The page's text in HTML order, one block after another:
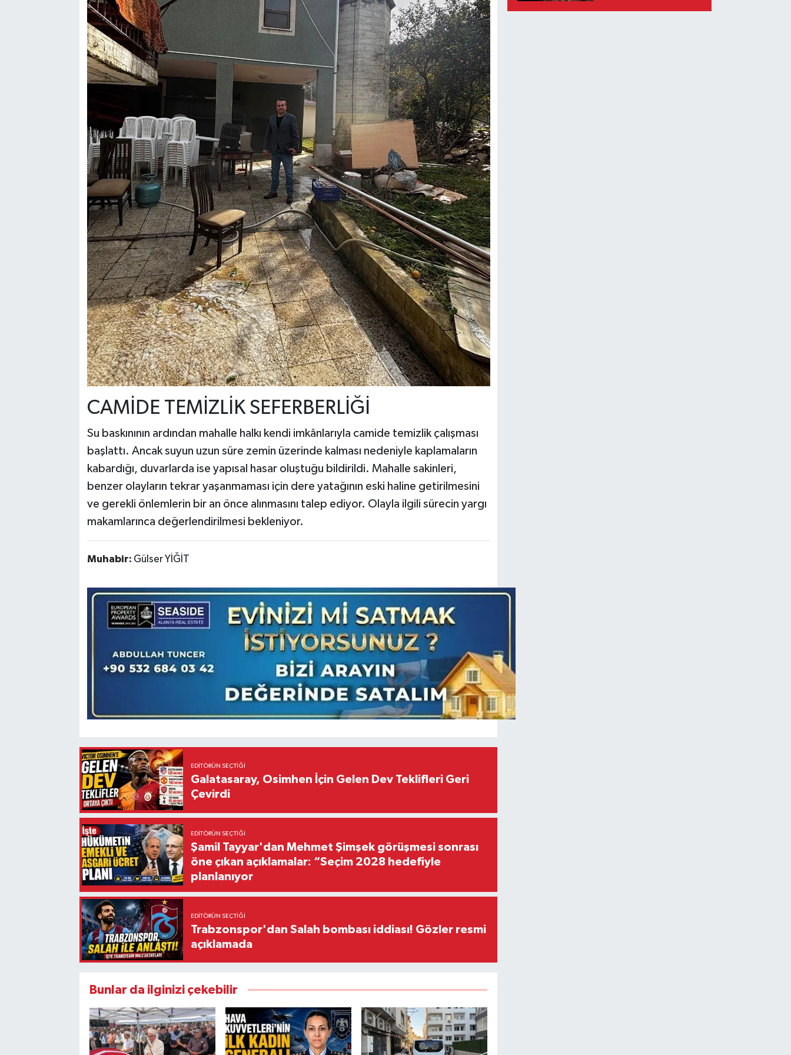
CAMİDE TEMİZLİK SEFERBERLİĞİ
Su baskınının ardından mahalle halkı kendi imkânlarıyla camide temizlik çalışması
başlattı. Ancak suyun uzun süre zemin üzerinde kalması nedeniyle kaplamaların
kabardığı, duvarlarda ise yapısal hasar oluştuğu bildirildi. Mahalle sakinleri,
benzer olayların tekrar yaşanmaması için dere yatağının eski haline getirilmesini
ve gerekli önlemlerin bir an önce alınmasını talep ediyor. Olayla ilgili sürecin yargı
makamlarınca değerlendirilmesi bekleniyor.
Muhabir: Gülser YİĞİT
EDITÖRÜN SEÇTIĞI
Galatasaray, Osimhen İçin Gelen Dev Teklifleri Geri
Çevirdi
EDITÖRÜN SEÇTIĞI
Şamil Tayyar'dan Mehmet Şimşek görüşmesi sonrası
öne çıkan açıklamalar: “Seçim 2028 hedefiyle
planlanıyor
EDITÖRÜN SEÇTIĞI
Trabzonspor'dan Salah bombası iddiası! Gözler resmi
açıklamada
Bunlar da ilginizi çekebilir